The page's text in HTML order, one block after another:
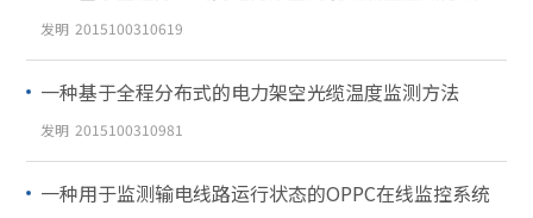
发明 2015100310619
一种基于全程分布式的电力架空光缆温度监测方法
发明 2015100310981
一种用于监测输电线路运行状态的OPPC在线监控系统